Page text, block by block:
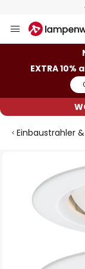
Inhalt
EXTRA 10%
Einbaustrahler
Bildgalerie
springen